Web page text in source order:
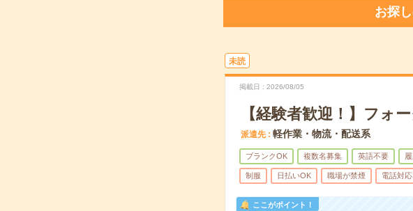
お探
未読
掲載日 2026/08/05
【経験者歓迎！】フォ
派遣先 軽作業・物流・配送系
ブランクOK 複数名募集 英語不要
制服 日払いOK 職場が禁煙 電話対応
ここがポイント！